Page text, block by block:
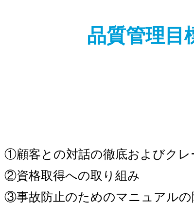
品質管理目
①顧客との対話の徹底およびクレ
②資格取得への取り組み
③事故防止のためのマニュアルの